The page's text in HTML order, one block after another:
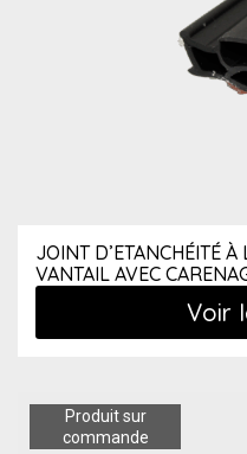
JOINT D’ETANCHÉITÉ À
VANTAIL AVEC
Voir